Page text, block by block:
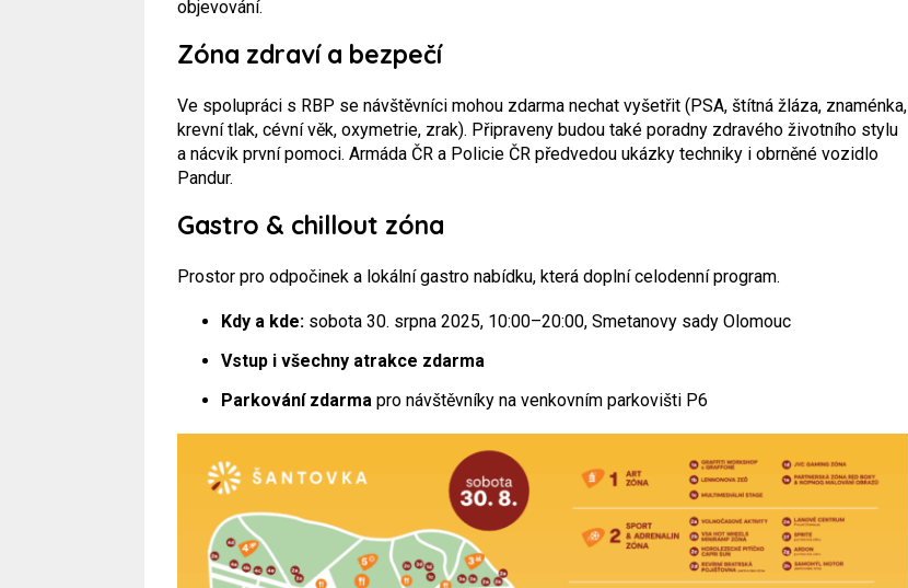
objevování.
Zóna zdraví a bezpečí
Ve spolupráci s RBP se návštěvníci mohou zdarma nechat vyšetřit (PSA, štítná žláza, znaménka,
krevní tlak, cévní věk, oxymetrie, zrak). Připraveny budou také poradny zdravého životního stylu
a nácvik první pomoci. Armáda ČR a Policie ČR předvedou ukázky techniky i obrněné vozidlo
Pandur.
Gastro & chillout zóna
Prostor pro odpočinek a lokální gastro nabídku, která doplní celodenní program.
Kdy a kde: sobota 30. srpna 2025, 10:00–20:00, Smetanovy sady Olomouc
Vstup i všechny atrakce zdarma
Parkování zdarma pro návštěvníky na venkovním parkovišti P6